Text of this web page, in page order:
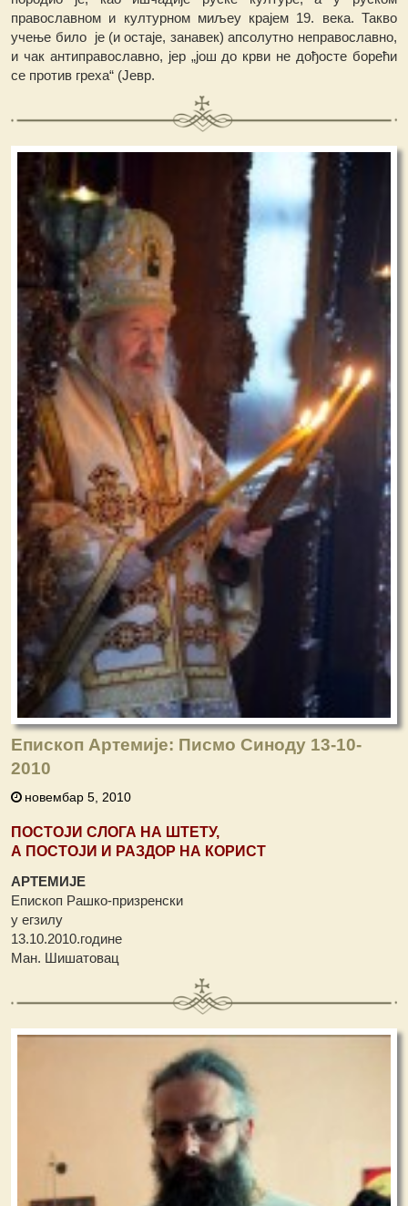
православном и културном миљеу крајем 19. века. Такво
учење било је (и остаје, занавек) апсолутно неправославно,
и чак антиправославно, јер „још до крви не дођосте борећи
се против греха“ (Јевр.
Епископ Артемије: Писмо Синоду 13-10-
2010
новембар 5, 2010
ПОСТОЈИ СЛОГА НА ШТЕТУ,
А ПОСТОЈИ И РАЗДОР НА КОРИСТ
АРТЕМИЈЕ
Епископ Рашко-призренски
у егзилу
13.10.2010.године
Ман. Шишатовац